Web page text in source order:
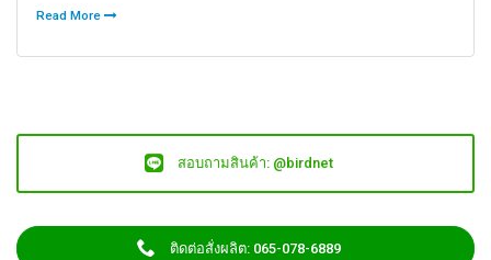
Read More
สอบถามสินค้า: @birdnet
ติดต่อสั่งผลิต: 065-078-6889